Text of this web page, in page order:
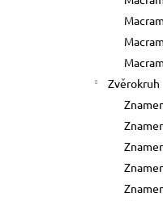
Zvěrokruh
Původně: